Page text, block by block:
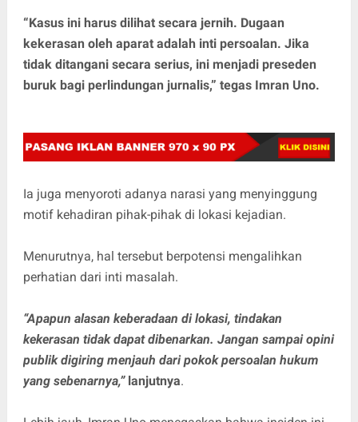
“Kasus ini harus dilihat secara jernih. Dugaan
kekerasan oleh aparat adalah inti persoalan. Jika
tidak ditangani secara serius, ini menjadi preseden
buruk bagi perlindungan jurnalis,” tegas Imran Uno.
Ia juga menyoroti adanya narasi yang menyinggung
motif kehadiran pihak-pihak di lokasi kejadian.
Menurutnya, hal tersebut berpotensi mengalihkan
perhatian dari inti masalah.
“Apapun alasan keberadaan di lokasi, tindakan
kekerasan tidak dapat dibenarkan. Jangan sampai opini
publik digiring menjauh dari pokok persoalan hukum
yang sebenarnya,” lanjutnya.